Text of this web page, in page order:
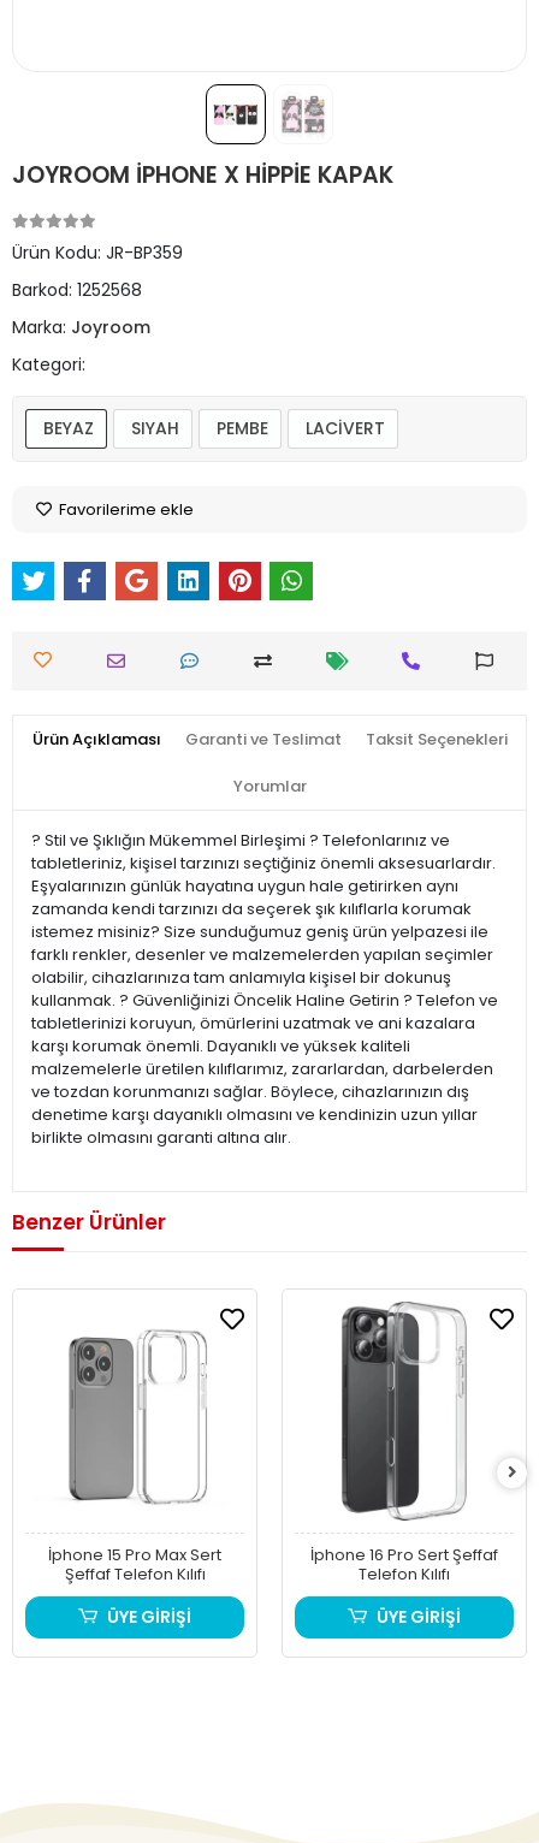
JOYROOM İPHONE X HİPPİE KAPAK
Ürün Kodu: JR-BP359
Barkod: 1252568
Marka: Joyroom
Kategori:
BEYAZ SIYAH PEMBE LACİVERT
Favorilerime ekle
Ürün Açıklaması Garanti ve Teslimat Taksit Seçenekleri
Yorumlar
? Stil ve Şıklığın Mükemmel Birleşimi ? Telefonlarınız ve
tabletleriniz, kişisel tarzınızı seçtiğiniz önemli aksesuarlardır.
Eşyalarınızın günlük hayatına uygun hale getirirken aynı
zamanda kendi tarzınızı da seçerek şık kılıflarla korumak
istemez misiniz? Size sunduğumuz geniş ürün yelpazesi ile
farklı renkler, desenler ve malzemelerden yapılan seçimler
olabilir, cihazlarınıza tam anlamıyla kişisel bir dokunuş
kullanmak. ?️ Güvenliğinizi Öncelik Haline Getirin ?️ Telefon ve
tabletlerinizi koruyun, ömürlerini uzatmak ve ani kazalara
karşı korumak önemli. Dayanıklı ve yüksek kaliteli
malzemelerle üretilen kılıflarımız, zararlardan, darbelerden
ve tozdan korunmanızı sağlar. Böylece, cihazlarınızın dış
denetime karşı dayanıklı olmasını ve kendinizin uzun yıllar
birlikte olmasını garanti altına alır.
Benzer Ürünler
İphone 15 Pro Max Sert
Şeffaf Telefon Kılıfı
ÜYE GİRİŞİ
İphone 16 Pro Sert Şeffaf
Telefon Kılıfı
ÜYE GİRİŞİ